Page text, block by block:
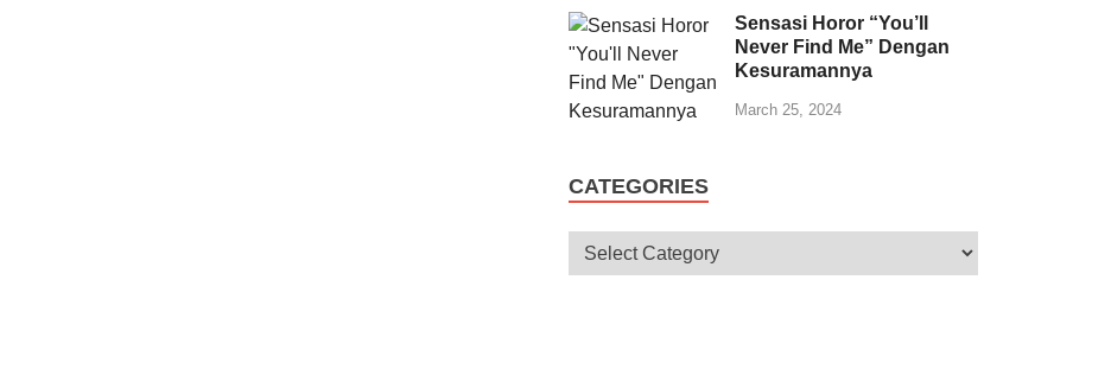
Sensasi Horor “You’ll
Never Find Me” Dengan
Kesuramannya
March 25, 2024
CATEGORIES